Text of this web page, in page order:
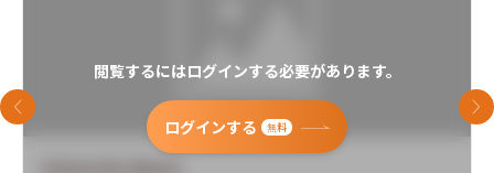
閲覧するにはログインする必要があります。
ログインする 無料
前のスライド 次